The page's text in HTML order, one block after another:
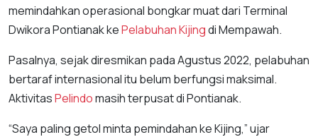
memindahkan operasional bongkar muat dari Terminal
Dwikora Pontianak kePelabuhan Kijingdi Mempawah.
Pasalnya, sejak diresmikan pada Agustus 2022, pelabuhan
bertaraf internasional itu belum berfungsi maksimal.
AktivitasPelindomasih terpusat di Pontianak.
“Saya paling getol minta pemindahan ke Kijing,” ujar